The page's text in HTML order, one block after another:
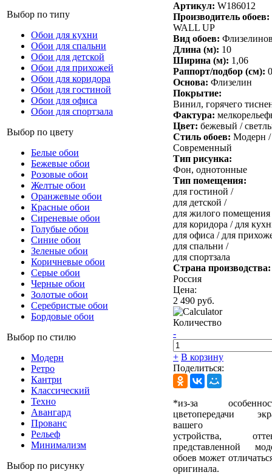
Выбор по типу
Обои для кухни
Обои для спальни
Обои для детской
Обои для прихожей
Обои для коридора
Обои для гостиной
Обои для офиса
Обои для спортзала
Выбор по цвету
Белые обои
Бежевые обои
Розовые обои
Желтые обои
Оранжевые обои
Красные обои
Сиреневые обои
Голубые обои
Синие обои
Зеленые обои
Коричневые обои
Серые обои
Черные обои
Золотые обои
Серебристые обои
Бордовые обои
Выбор по стилю
Модерн
Ретро
Кантри
Классический
Техно
Авангард
Прованс
Рельеф
Минимализм
Выбор по рисунку
Артикул: W186012
Производитель обоев:
WALL UP
Вид обоев:
Длина (м): 10
Ширина (м): 1,06
Раппорт/подбор (см): 0
Основа: Флизелин
Покрытие:
Винил, горячего
Фактура:
Цвет: бежевый /
Стиль обоев: Модерн /
Современный
Тип рисунка:
Фон, однотонные
Тип помещения:
для гостиной /
для детской /
для жилого помещения
для коридора / для
для офиса / для
для спальни /
для спортзала
Страна производства:
Россия
Цена:
2 490 руб.
Количество
-
+ В корзину
Поделиться:
*из-за
цветопередачи
вашего
устройства,
представленной
обоев может
оригинала.